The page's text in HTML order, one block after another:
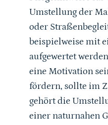
Umstellung der
oder
beispielweise mit
aufgewertet
eine Motivation
fördern, sollte im
gehört die
einer naturnahen